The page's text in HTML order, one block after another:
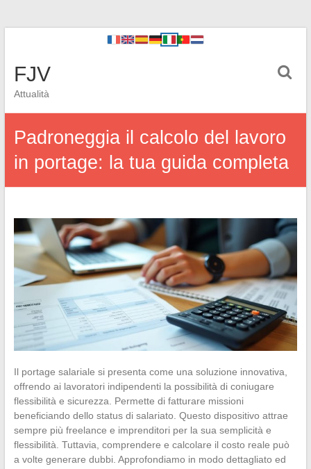
FJV
Attualità
Padroneggia il calcolo del lavoro
in portage: la tua guida completa
Il portage salariale si presenta come una soluzione innovativa,
offrendo ai lavoratori indipendenti la possibilità di coniugare
flessibilità e sicurezza. Permette di fatturare missioni
beneficiando dello status di salariato. Questo dispositivo attrae
sempre più freelance e imprenditori per la sua semplicità e
flessibilità. Tuttavia, comprendere e calcolare il costo reale può
a volte generare dubbi. Approfondiamo in modo dettagliato ed